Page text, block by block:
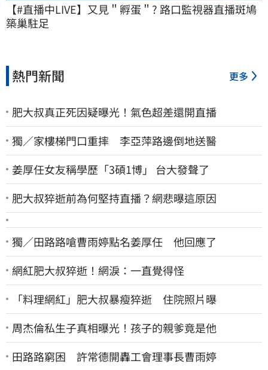
【#直播中LIVE】又見＂孵蛋＂? 路口監視器直播斑鳩
築巢駐足
熱門新聞 更多
肥大叔真正死因疑曝光！氣色超差還開直播
獨／家樓梯門口重摔 李亞萍路邊倒地送醫
姜厚任女友稱學歷「3碩1博」 台大發聲了
肥大叔猝逝前為何堅持直播？網悲曝這原因
獨／田路路嗆曹雨婷點名姜厚任 他回應了
網紅肥大叔猝逝！網淚：一直覺得怪
「料理網紅」肥大叔暴瘦猝逝 住院照片曝
周杰倫私生子真相曝光！孩子的親爹竟是他
田路路窮困 許常德開轟工會理事長曹雨婷